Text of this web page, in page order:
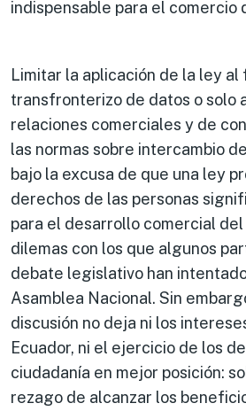
indispensable para el comercio
Limitar la aplicación de la ley al
transfronterizo de datos o solo
relaciones comerciales y de
las normas sobre intercambio
bajo la excusa de que una ley
derechos de las personas
para el desarrollo comercial del
dilemas con los que algunos
debate legislativo han
Asamblea Nacional. Sin
discusión no deja ni los
Ecuador, ni el ejercicio de los
ciudadanía en mejor posición:
rezago de alcanzar los